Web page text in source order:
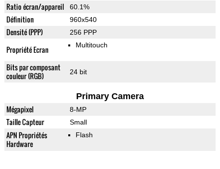
Ratio écran/appareil 60.1%
Définition 960x540
Densité (PPP) 256 PPP
Propriété Ecran Multitouch
Bits par composant
couleur (RGB)
24 bit
Primary Camera
Mégapixel 8-MP
Taille Capteur Small
APN Propriétés
Hardware
Flash